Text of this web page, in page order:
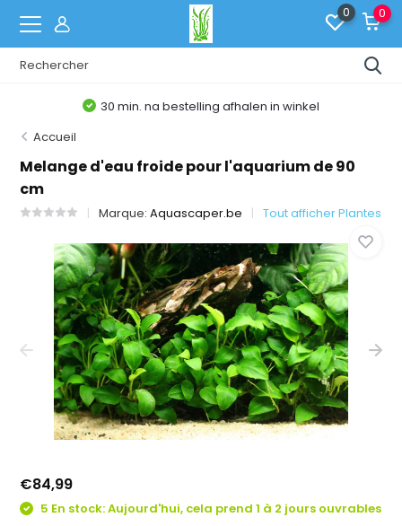
0 0
Belgische Webshop
Accueil
Melange d'eau froide pour l'aquarium de 90
cm
Marque:Aquascaper.be Tout afficher Plantes
€84,99
5 En stock: Aujourd'hui, cela prend 1 à 2 jours ouvrables